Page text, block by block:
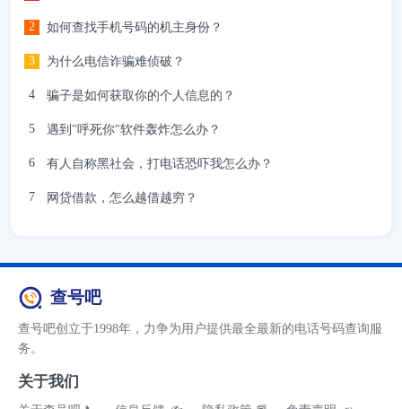
如何查找手机号码的机主身份？
为什么电信诈骗难侦破？
骗子是如何获取你的个人信息的？
遇到"呼死你"软件轰炸怎么办？
有人自称黑社会，打电话恐吓我怎么办？
网贷借款，怎么越借越穷？
查号吧
查号吧创立于1998年，力争为用户提供最全最新的电话号码查询服
务。
关于我们